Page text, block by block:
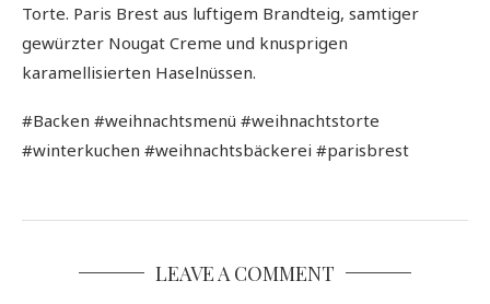
Torte. Paris Brest aus luftigem Brandteig, samtiger
gewürzter Nougat Creme und knusprigen
karamellisierten Haselnüssen.
#Backen #weihnachtsmenü #weihnachtstorte
#winterkuchen #weihnachtsbäckerei #parisbrest
LEAVE A COMMENT